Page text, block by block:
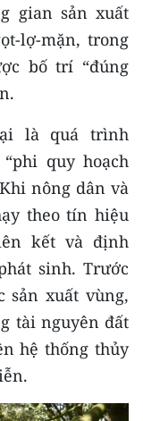
gian sản xuất
lợ-mặn, trong
bố trí “đúng
là quá trình
quy hoạch
nông dân và
theo tín hiệu
kết và định
sinh. Trước
sản xuất vùng,
tài nguyên đất
hệ thống thủy